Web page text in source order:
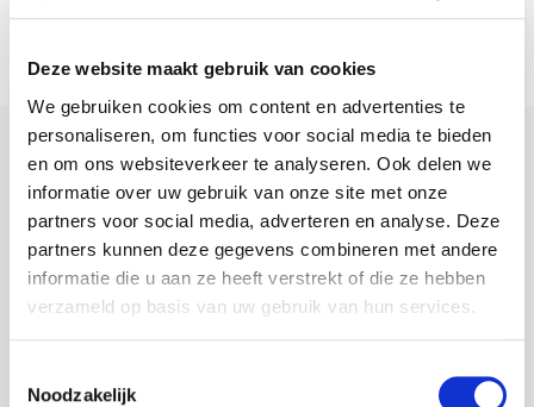
Deze website maakt gebruik van cookies
We gebruiken cookies om content en advertenties te
personaliseren, om functies voor social media te bieden
en om ons websiteverkeer te analyseren. Ook delen we
informatie over uw gebruik van onze site met onze
partners voor social media, adverteren en analyse. Deze
partners kunnen deze gegevens combineren met andere
informatie die u aan ze heeft verstrekt of die ze hebben
verzameld op basis van uw gebruik van hun services.
Noodzakelijk
Heb je een vraag?
Kijk eerst hieronder naar de 5 meest gestelde vragen. Kun jij
je antwoord niet vinden? Vul dan het formulier in en wij
nemen zo snel mogelijk contact met je op.